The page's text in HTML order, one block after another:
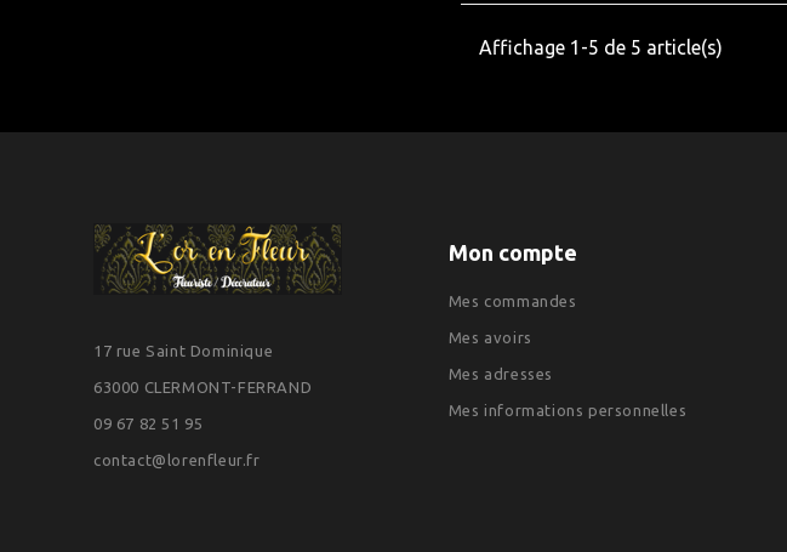
Affichage 1-5 de 5 article(s)
17 rue Saint Dominique
63000 CLERMONT-FERRAND
09 67 82 51 95
contact@lorenfleur.fr
Mon compte
Mes commandes
Mes avoirs
Mes adresses
Mes informations personnelles